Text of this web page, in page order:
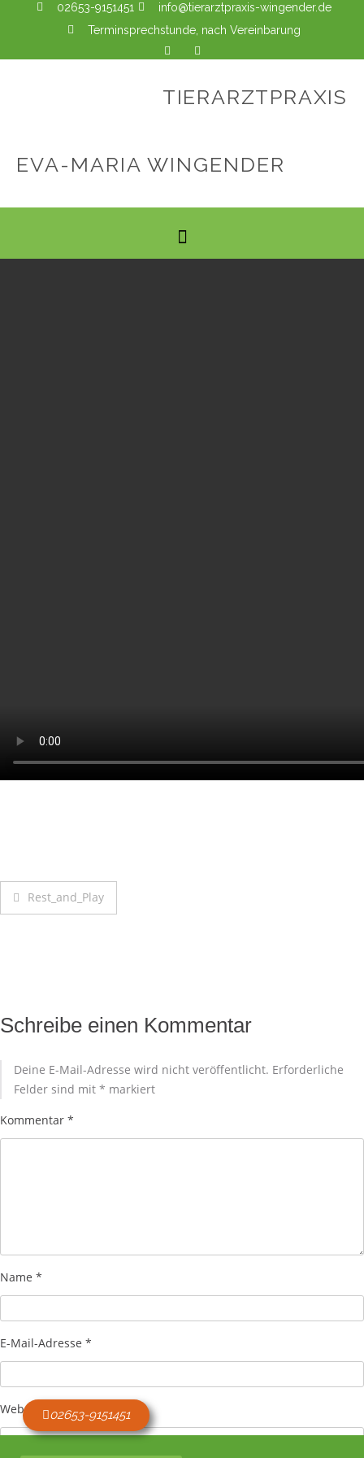
02653-9151451
info@tierarztpraxis-wingender.de
Terminsprechstunde, nach Vereinbarung
TIERARZTPRAXIS
EVA-MARIA WINGENDER
Rest_and_Play
Schreibe einen Kommentar
Deine E-Mail-Adresse wird nicht veröffentlicht. Erforderliche
Felder sind mit * markiert
Kommentar *
Name *
E-Mail-Adresse *
Website 02653-9151451